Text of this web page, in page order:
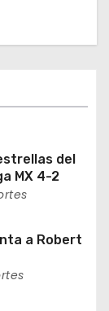
del
MX 4-2
a Robert